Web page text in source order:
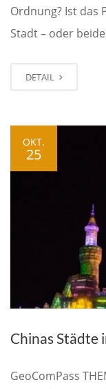
Ordnung? Ist das
Stadt – oder
DETAIL
OKT.
25
Chinas Städte
GeoComPass